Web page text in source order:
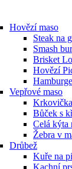
Hovězí maso
Steak na
Smash
Brisket
Hovězí
Vepřové maso
Bůček s
Celá kýta
Žebra v
Drůbež
Kuře na
Kachní